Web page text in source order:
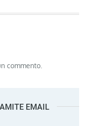
commento.
EMAIL